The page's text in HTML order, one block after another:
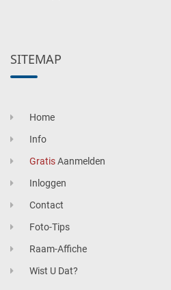
SITEMAP
Home
Info
GratisAanmelden
Inloggen
Contact
Foto-Tips
Raam-Affiche
Wist U Dat?